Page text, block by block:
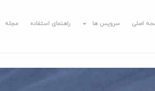
اصلی سرویس ها راهنمای استفاده مجله